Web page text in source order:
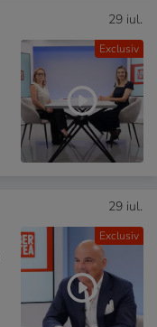
Exclusiv
29 iul.
Exclusiv
29 iul.